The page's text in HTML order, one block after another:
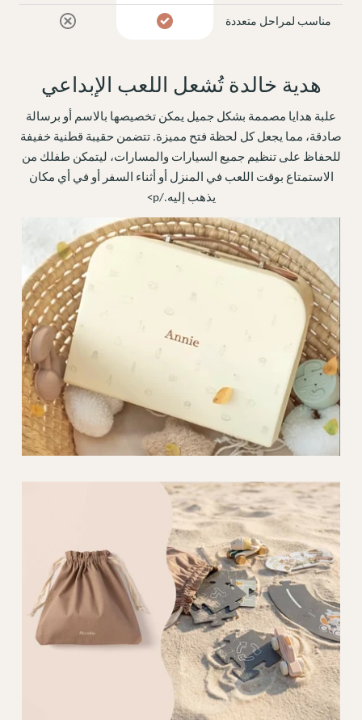
مناسب لمراحل متعددة
هدية خالدة تُشعل اللعب الإبداعي
علبة هدايا مصممة بشكل جميل يمكن تخصيصها بالاسم أو برسالة
صادقة، مما يجعل كل لحظة فتح مميزة. تتضمن حقيبة قطنية خفيفة
للحفاظ على تنظيم جميع السيارات والمسارات، ليتمكن طفلك من
الاستمتاع بوقت اللعب في المنزل أو أثناء السفر أو في أي مكان
يذهب إليه./p>